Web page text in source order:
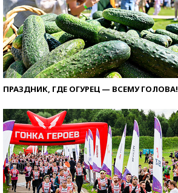
ПРАЗДНИК, ГДЕ ОГУРЕЦ — ВСЕМУ ГОЛОВА!